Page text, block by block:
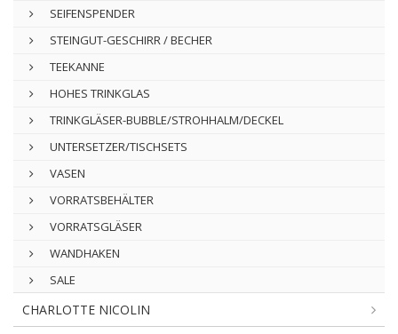
SEIFENSPENDER
STEINGUT-GESCHIRR / BECHER
TEEKANNE
HOHES TRINKGLAS
TRINKGLÄSER-BUBBLE/STROHHALM/DECKEL
UNTERSETZER/TISCHSETS
VASEN
VORRATSBEHÄLTER
VORRATSGLÄSER
WANDHAKEN
SALE
CHARLOTTE NICOLIN